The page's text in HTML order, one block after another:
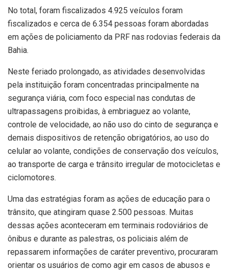
No total, foram fiscalizados 4.925 veículos foram
fiscalizados e cerca de 6.354 pessoas foram abordadas
em ações de policiamento da PRF nas rodovias federais da
Bahia.
Neste feriado prolongado, as atividades desenvolvidas
pela instituição foram concentradas principalmente na
segurança viária, com foco especial nas condutas de
ultrapassagens proibidas, à embriaguez ao volante,
controle de velocidade, ao não uso do cinto de segurança e
demais dispositivos de retenção obrigatórios, ao uso do
celular ao volante, condições de conservação dos veículos,
ao transporte de carga e trânsito irregular de motocicletas e
ciclomotores.
Uma das estratégias foram as ações de educação para o
trânsito, que atingiram quase 2.500 pessoas. Muitas
dessas ações aconteceram em terminais rodoviários de
ônibus e durante as palestras, os policiais além de
repassarem informações de caráter preventivo, procuraram
orientar os usuários de como agir em casos de abusos e